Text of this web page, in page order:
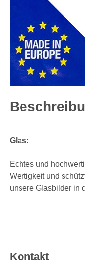
Glas:
Echtes und
Wertigkeit und
unsere Glasbilder in
Kontakt